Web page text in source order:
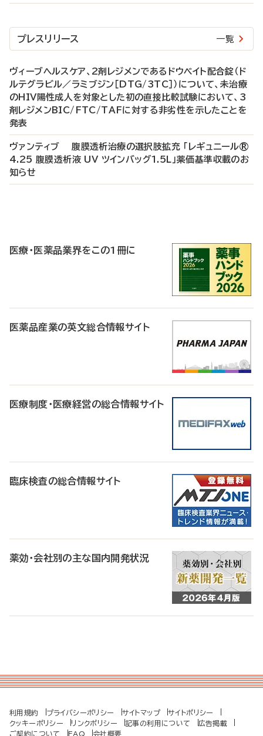
プレスリリース 一覧
ヴィーブヘルスケア、2剤レジメンであるドウベイト配合錠（ド
ルテグラビル／ラミブジン［DTG/3TC］）について、未治療
のHIV陽性成人を対象とした初の直接比較試験において、3
剤レジメンBIC/FTC/TAFに対する非劣性を示したことを
発表
ヴァンティブ 腹膜透析治療の選択肢拡充 「レギュニール®
4.25 腹膜透析液 UV ツインバッグ1.5L」薬価基準収載のお
知らせ
医療・医薬品業界をこの1冊に
医薬品産業の英文総合情報サイト
医療制度・医療経営の総合情報サイト
臨床検査の総合情報サイト
薬効・会社別の主な国内開発状況
利用規約 プライバシーポリシー サイトマップ
サイトポリシー
クッキーポリシー
リンクポリシー 記事の利用について
広告掲載
ご契約について
FAQ 会社概要